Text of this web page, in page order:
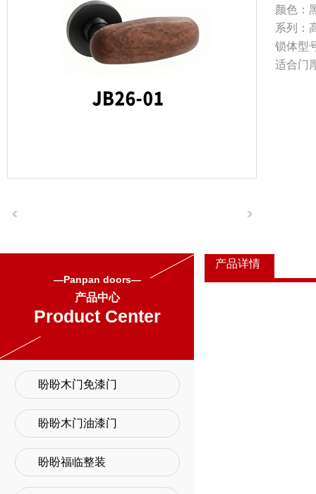
颜色：
系列：
锁体型
适合门
—Panpan doors—
产品中心
Product Center
盼盼木门免漆门
盼盼木门油漆门
盼盼福临整装
产品详情